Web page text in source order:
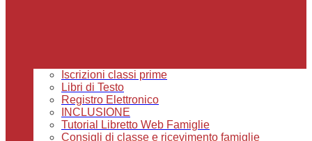
Iscrizioni classi prime
Libri di Testo
Registro Elettronico
INCLUSIONE
Tutorial Libretto Web Famiglie
Consigli di classe e ricevimento famiglie